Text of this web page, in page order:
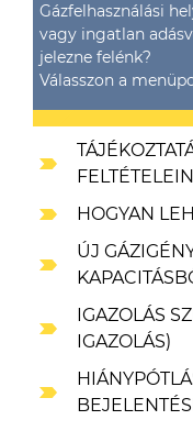
Gázfelhasználási
vagy ingatlan
jelezne felénk?
Válasszon a
HOGYAN
ÚJ
IGAZOLÁS
IGAZOLÁS)